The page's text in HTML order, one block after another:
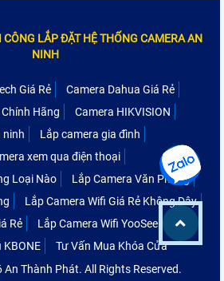
LẮP ĐẶT HỆ THỐNG CAMERA AN
NINH
Giá Rẻ
Camera Dahua Giá Rẻ
Hãng
Camera HIKVISION
ninh
Lắp camera gia đình
xem qua điện thoại
Loại Nào
Lắp Camera Văn Phòng
Lắp Camera Wifi Giá Rẻ Không Dây
Rẻ
Lắp Camera Wifi YooSee
KBONE
Tư Vấn Mua Khóa Cửa
Thành Phát. All Rights Reserved.